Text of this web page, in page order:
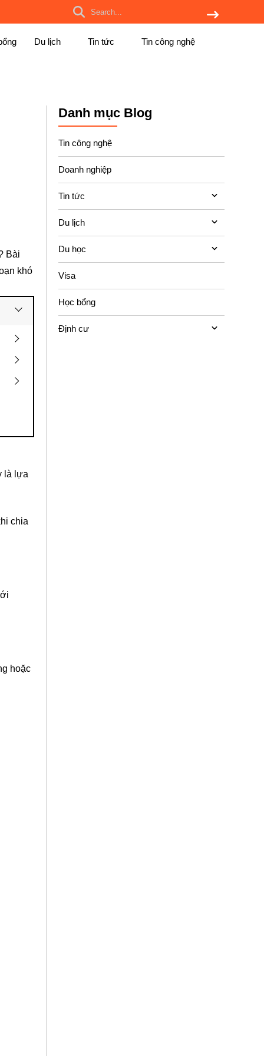
Du lịch Tin tức Tin công nghệ
Bài
khó
là lựa
chia
hoặc
Danh mục Blog
Tin công nghệ
Doanh nghiệp
Tin tức
Du lịch
Du học
Visa
Học bổng
Định cư